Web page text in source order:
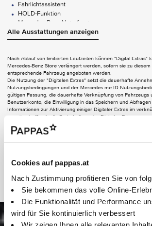
Cookies auf pappas.at
Nach Zustimmung profitieren Sie von
Sie bekommen das volle Online-
Die Funktionalität und Performance
wird für Sie kontinuierlich verbessert
Fahrlichtassistent
HOLD-Funktion
Mercedes-Benz Notrufsystem
Pannenmanagement
Streckenbasierte Geschwindigkeitsanpassung
Verkehrszeichen-Assistent
FUNCTIONS ON DEMAND
Digitales Extra: Live Traffic Information
Digitales Extra: Remote Services Plus
AUDIO & KOMMUNIKATION
Kommunikationsmodul (LTE) für digitale Dienste
MBUX Multimediasystem
EXTERIEUR
Anhängerkupplung Kugelkopf abnehmbar
Elektr. Betätigung für Schiebetür links
Alle Ausstattungen anzeigen
Nach Ablauf von limitierten Laufzeiten können "Digital Extras"
Mercedes-Benz Store verlängert werden, sofern sie zu
entsprechende Fahrzeug angeboten werden.
Die Nutzung der "Digitalen Extras" setzt die dauerhafte
Nutzungsbedingungen und der Mercedes me ID
gültigen Fassung, die dauerhafte Verknüpfung von Fahrzeugs
Benutzerkonto, die Einwilligung in das Speichern und
Informationen zur Aktivierung einiger Digitaler Extras im
soweit zutreffend - die Freischaltung der Digitalen Extras
personenbezogenen Daten, die für die Nutzung von Digitalen
finden Sie in der Datenschutzerklärung für Digitale Extras. Die
Leasing
Pkw Leasing -